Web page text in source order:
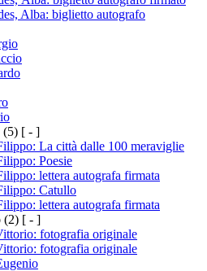
Alba: biglietto autografo
(5) [ - ]
La città dalle 100 meraviglie
Poesie
lettera autografa firmata
Catullo
lettera autografa firmata
(2) [ - ]
fotografia originale
fotografia originale